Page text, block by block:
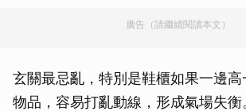
廣告（請繼續閱讀本文）
玄關最忌亂，特別是鞋櫃如果一邊
物品，容易打亂動線，形成氣場失